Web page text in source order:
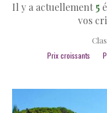
Il y a actuellement 5
vos
Prix croissants